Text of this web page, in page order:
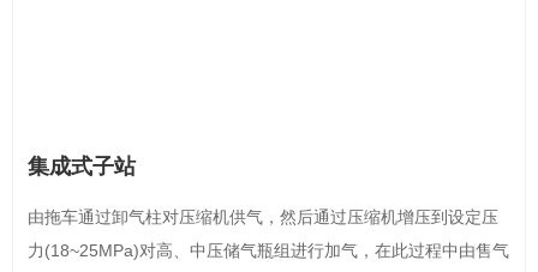
集成式子站
由拖车通过卸气柱对压缩机供气，然后通过压缩机增压到设定压
力(18~25MPa)对高、中压储气瓶组进行加气，在此过程中由售气